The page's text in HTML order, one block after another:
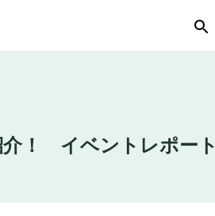
介！ イベントレポート